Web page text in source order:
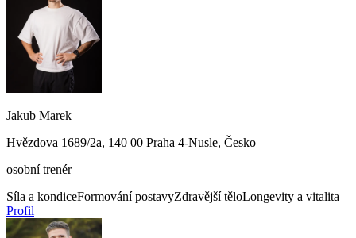
Jakub Marek
Hvězdova 1689/2a, 140 00 Praha 4-Nusle, Česko
osobní trenér
Síla a kondiceFormování postavyZdravější těloLongevity a vitalita
Profil